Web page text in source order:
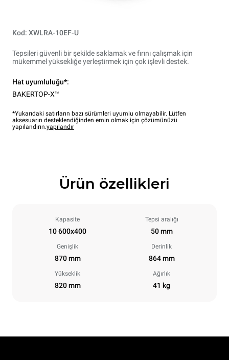
Kod: XWLRA-10EF-U
Tepsileri güvenli bir şekilde saklamak ve fırını çalışmak için
mükemmel yüksekliğe yerleştirmek için çok işlevli destek.
Hat uyumluluğu*:
BAKERTOP-X™
*Yukarıdaki satırların bazı sürümleri uyumlu olmayabilir. Lütfen
aksesuarın desteklendiğinden emin olmak için çözümünüzü
yapılandırın.yapılandır
Ürün özellikleri
Kapasite
10 600x400
Tepsi aralığı
50 mm
Genişlik
870 mm
Derinlik
864 mm
Yükseklik
820 mm
Ağırlık
41 kg